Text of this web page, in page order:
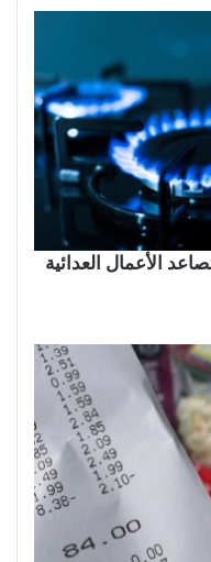
الأعمال العدائية